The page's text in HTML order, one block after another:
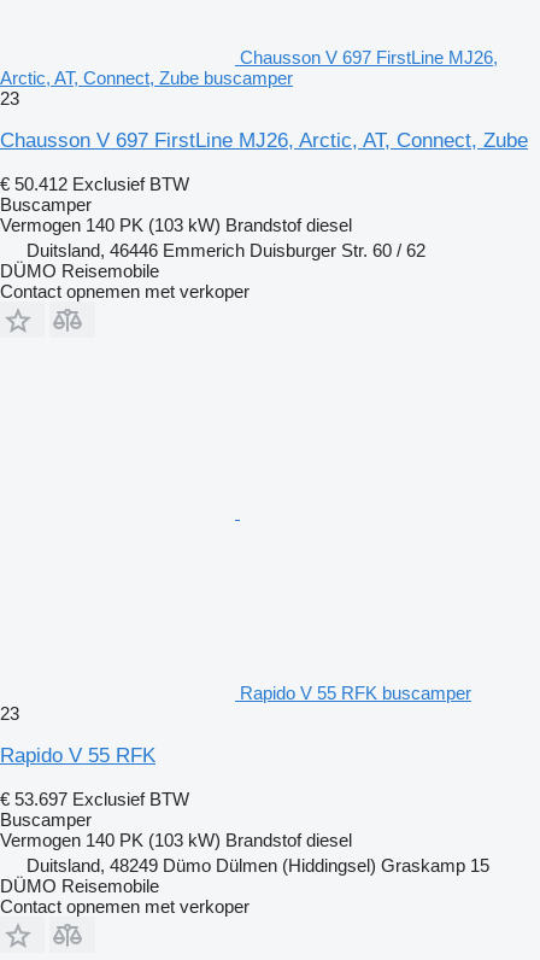
Chausson V 697 FirstLine MJ26,
Arctic, AT, Connect, Zube buscamper
23
Chausson V 697 FirstLine MJ26, Arctic, AT, Connect, Zube
€ 50.412 Exclusief BTW
Buscamper
Vermogen 140 PK (103 kW) Brandstof diesel
Duitsland, 46446 Emmerich Duisburger Str. 60 / 62
DÜMO Reisemobile
Contact opnemen met verkoper
Rapido V 55 RFK buscamper
23
Rapido V 55 RFK
€ 53.697 Exclusief BTW
Buscamper
Vermogen 140 PK (103 kW) Brandstof diesel
Duitsland, 48249 Dümo Dülmen (Hiddingsel) Graskamp 15
DÜMO Reisemobile
Contact opnemen met verkoper